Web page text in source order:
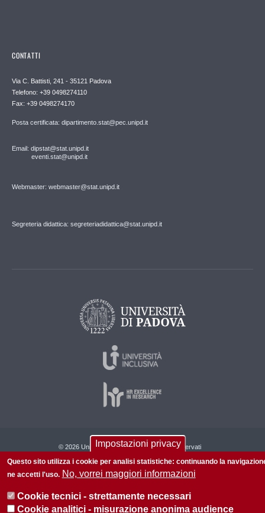
CONTATTI
Via C. Battisti, 241 - 35121 Padova
Telefono: +39 0498274110
Fax: +39 0498274170
Posta certificata: dipartimento.stat@pec.unipd.it
Email: dipstat@stat.unipd.it
eventi.stat@unipd.it
Webmaster: webmaster@stat.unipd.it
Segreteria didattica: segreteriadidattica@stat.unipd.it
© 2026 Università di Padova - Tutti i diritti riservati
P.I. 00742430283 C.F. 80006480281
Impostazioni privacy
Questo sito utilizza i cookie per analisi statistiche: continuando la
ne accetti l'uso. No, vorrei maggiori informazioni
Cookie tecnici - strettamente necessari
Cookie analitici - misurazione anonima audience